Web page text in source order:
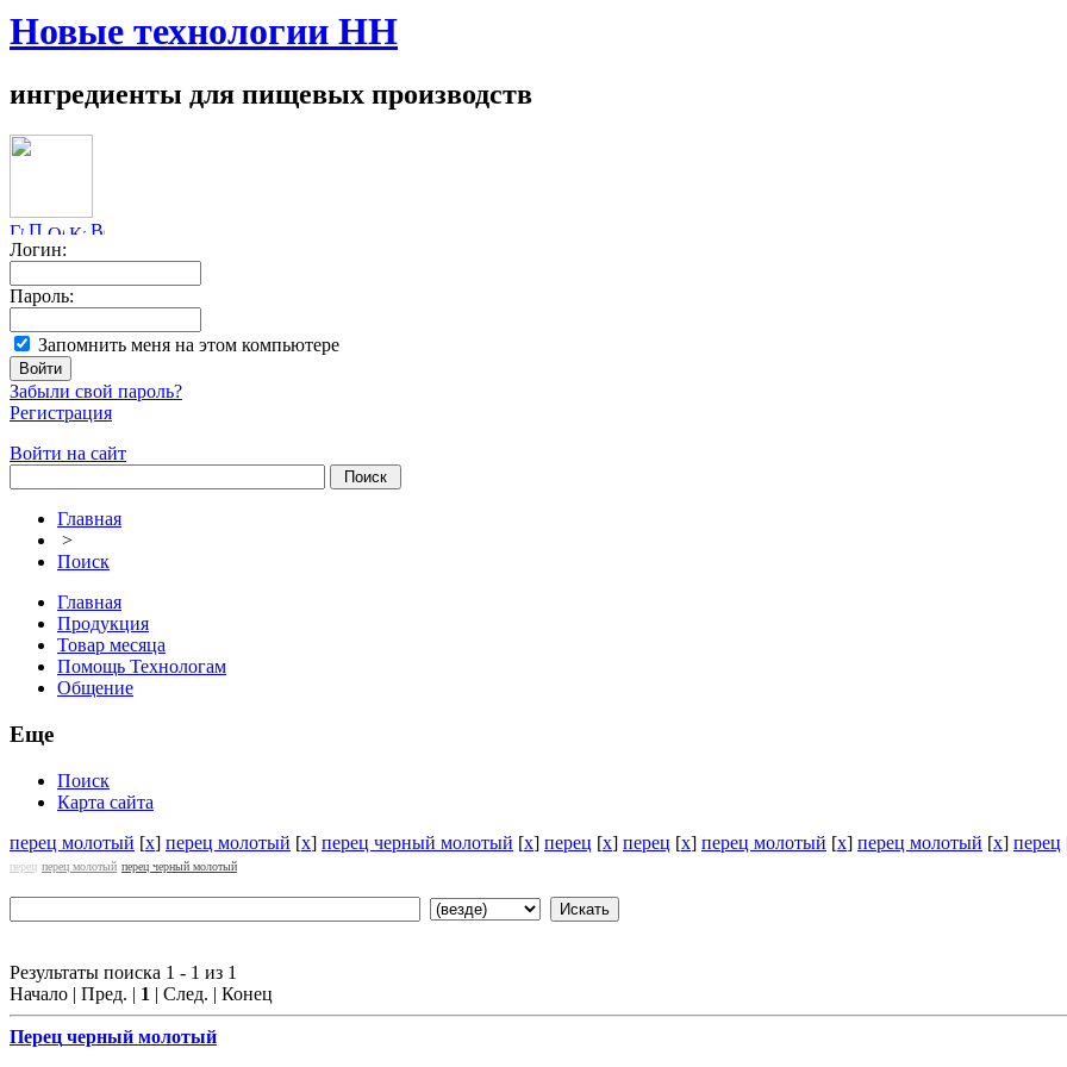
Новые технологии НН
ингредиенты для пищевых производств
Логин:
Пароль:
Запомнить меня на этом компьютере
Забыли свой пароль?
Регистрация
Войти на сайт
Главная
>
Поиск
Главная
Продукция
Товар месяца
Помощь Технологам
Общение
Еще
Поиск
Карта сайта
перец молотый [x] перец молотый [x] перец черный молотый [x] перец [x] перец [x] перец молотый [x] перец молотый [x] перец
перец перец молотый перец черный молотый
Результаты поиска 1 - 1 из 1
Начало | Пред. | 1 | След. | Конец
Перец черный молотый